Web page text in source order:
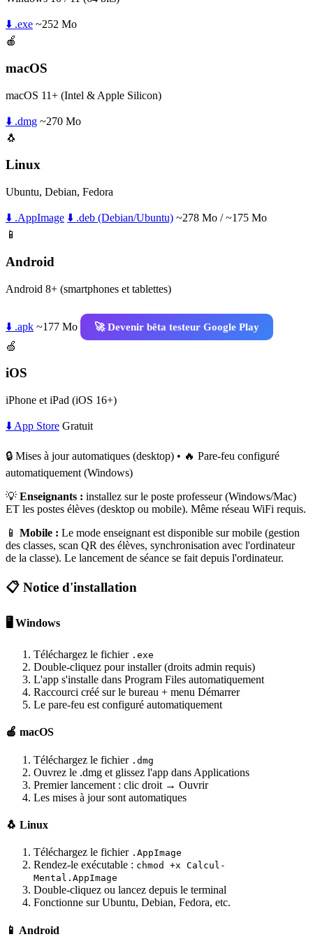
⬇️ .exe ~252 Mo
🍎
macOS
macOS 11+ (Intel & Apple Silicon)
⬇️ .dmg ~270 Mo
🐧
Linux
Ubuntu, Debian, Fedora
⬇️ .AppImage ⬇️ .deb (Debian/Ubuntu) ~278 Mo / ~175 Mo
📱
Android
Android 8+ (smartphones et tablettes)
⬇️ .apk ~177 Mo
🚀 Devenir bêta testeur Google Play
🍏
iOS
iPhone et iPad (iOS 16+)
⬇️ App Store Gratuit
🔒 Mises à jour automatiques (desktop) • 🔥 Pare-feu configuré
automatiquement (Windows)
💡 Enseignants : installez sur le poste professeur (Windows/Mac)
ET les postes élèves (desktop ou mobile). Même réseau WiFi requis.
📱 Mobile : Le mode enseignant est disponible sur mobile (gestion
des classes, scan QR des élèves, synchronisation avec l'ordinateur
de la classe). Le lancement de séance se fait depuis l'ordinateur.
📋 Notice d'installation
🖥️ Windows
Téléchargez le fichier .exe
Double-cliquez pour installer (droits admin requis)
L'app s'installe dans Program Files automatiquement
Raccourci créé sur le bureau + menu Démarrer
Le pare-feu est configuré automatiquement
🍎 macOS
Téléchargez le fichier .dmg
Ouvrez le .dmg et glissez l'app dans Applications
Premier lancement : clic droit → Ouvrir
Les mises à jour sont automatiques
🐧 Linux
Téléchargez le fichier .AppImage
Rendez-le exécutable : chmod +x Calcul-
Mental.AppImage
Double-cliquez ou lancez depuis le terminal
Fonctionne sur Ubuntu, Debian, Fedora, etc.
📱 Android